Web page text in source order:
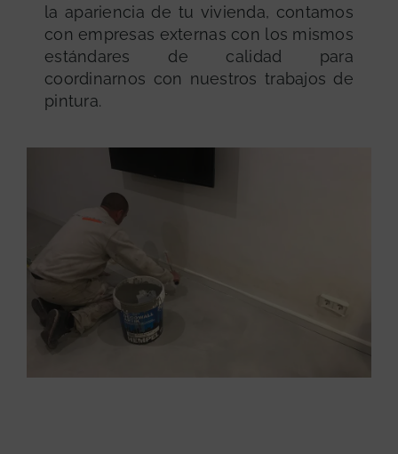
la apariencia de tu vivienda, contamos
con empresas externas con los mismos
estándares de calidad para
coordinarnos con nuestros trabajos de
pintura.